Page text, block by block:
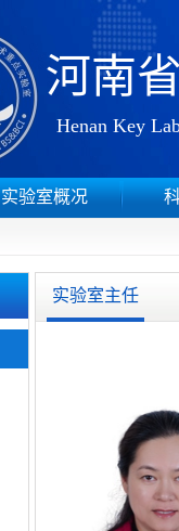
河南
Henan Key
实验室概况
实验室主任